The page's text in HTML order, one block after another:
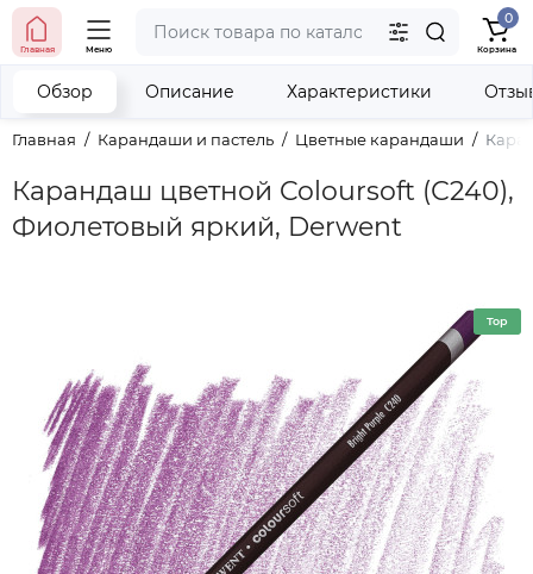
тел. (098) 673-42-06
наши контакты
Главная Меню
0
Корзина
Главная Карандаши и пастель Цветные карандаши
Карандаш цветной Coloursoft (С240),
Фиолетовый яркий, Derwent
Обзор Описание Характеристики
Top